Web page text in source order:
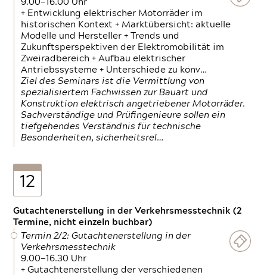
9.00—16.00 Uhr
+ Entwicklung elektrischer Motorräder im
historischen Kontext + Marktübersicht: aktuelle
Modelle und Hersteller + Trends und
Zukunftsperspektiven der Elektromobilität im
Zweiradbereich + Aufbau elektrischer
Antriebssysteme + Unterschiede zu konv…
Ziel des Seminars ist die Vermittlung von
spezialisiertem Fachwissen zur Bauart und
Konstruktion elektrisch angetriebener Motorräder.
Sachverständige und Prüfingenieure sollen ein
tiefgehendes Verständnis für technische
Besonderheiten, sicherheitsrel…
12
Gutachtenerstellung in der Verkehrsmesstechnik (2
Termine, nicht einzeln buchbar)
Termin 2/2: Gutachtenerstellung in der
Verkehrsmesstechnik
9.00—16.30 Uhr
+ Gutachtenerstellung der verschiedenen